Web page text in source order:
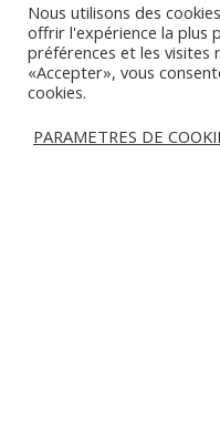
Partager
OUVERTURE
Nous utilisons des
offrir l'expérience la plus
préférences et les visites
«Accepter», vous
cookies.
PARAMETRES DE